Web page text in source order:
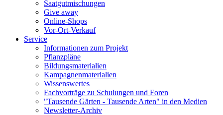
Saatgutmischungen
Give away
Online-Shops
Vor-Ort-Verkauf
Service
Informationen zum Projekt
Pflanzpläne
Bildungsmaterialien
Kampagnenmaterialien
Wissenswertes
Fachvorträge zu Schulungen und Foren
"Tausende Gärten - Tausende Arten" in den Medien
Newsletter-Archiv